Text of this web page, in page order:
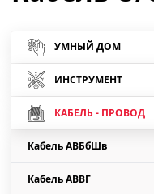
УМНЫЙ ДОМ
Умные розетки
Умные лампы
Умные камеры
Умные светодиодные
ИНСТРУМЕНТ
Средства защиты
Отвертки
Отвертки Master
Инструмент шарнирно-
КАБЕЛЬ - ПРОВОД
Кабель АВБбШв
Кабель АВВГ